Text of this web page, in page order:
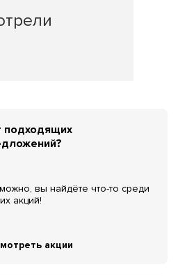
подходящих
вы найдёте что-то среди
акций!
акции